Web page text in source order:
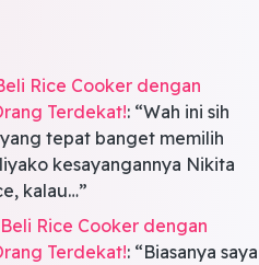
Rice Cooker dengan
Terdekat!: “Wah ini sih
tepat banget memilih
kesayangannya Nikita
kalau…”
Rice Cooker dengan
Terdekat!: “Biasanya saya